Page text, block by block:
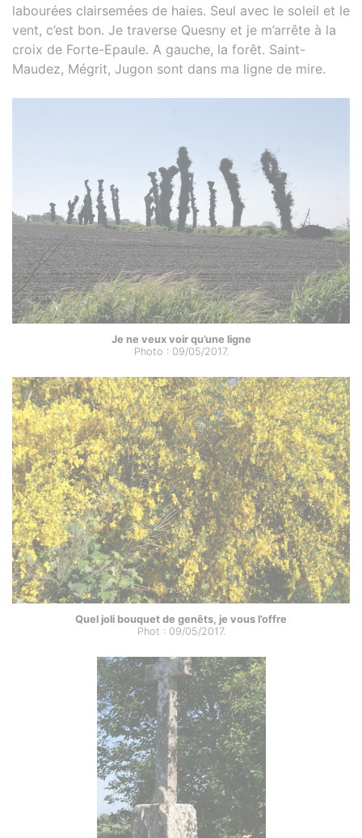
labourées clairsemées de haies. Seul avec le soleil et le
vent, c’est bon. Je traverse Quesny et je m’arrête à la
croix de Forte-Epaule. A gauche, la forêt. Saint-
Maudez, Mégrit, Jugon sont dans ma ligne de mire.
Je ne veux voir qu’une ligne
Photo : 09/05/2017.
Quel joli bouquet de genêts, je vous l’offre
Phot : 09/05/2017.